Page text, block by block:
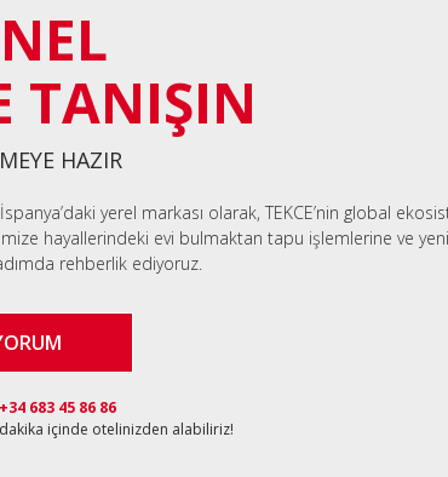
TANIŞIN
HAZIR
yerel markası olarak, TEKCE’nin global
hayallerindeki evi bulmaktan tapu işlemlerine ve yeni
rehberlik ediyoruz.
+34 683 45 86 86
içinde otelinizden alabiliriz!